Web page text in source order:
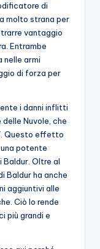
di
molto strana per
vantaggio
Entrambe
nelle armi
di forza per
i danni inflitti
delle Nuvole, che
Questo effetto
una potente
Baldur. Oltre al
Baldur ha anche
aggiuntivi alle
Ciò lo rende
più grandi e